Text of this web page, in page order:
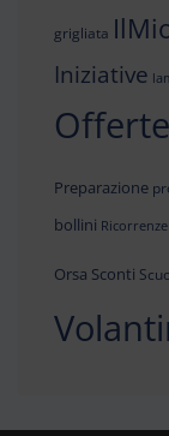
grigliata
Iniziative
Offerte
Preparazione
bollini Ricorrenze
Orsa Sconti